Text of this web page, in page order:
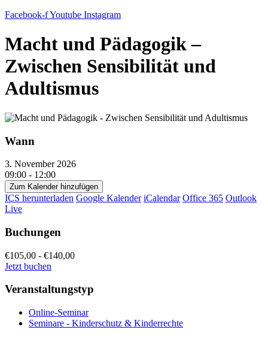
Facebook-fYoutube Instagram
Macht und Pädagogik –
Zwischen Sensibilität und
Adultismus
Wann
3. November 2026
09:00 - 12:00
Zum Kalender hinzufügen
ICS herunterladen Google Kalender iCalendar Office 365 Outlook
Live
Buchungen
€105,00 - €140,00
Jetzt buchen
Veranstaltungstyp
Online-Seminar
Seminare - Kinderschutz & Kinderrechte